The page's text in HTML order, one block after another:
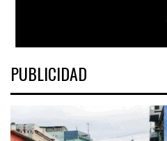
PUBLICIDAD